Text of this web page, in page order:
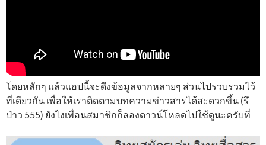
โดยหลักๆ แล้วแอปนี้จะดึงข้อมูลจากหลายๆ ส่วนไปรวบรวมไว้
ที่เดียวกัน เพื่อให้เราติดตามบทความข่าวสารได้สะดวกขึ้น (รึ
ป่าว 555) ยังไงเพื่อนสมาชิกก็ลองดาวน์โหลดไปใช้ดูนะครับที่